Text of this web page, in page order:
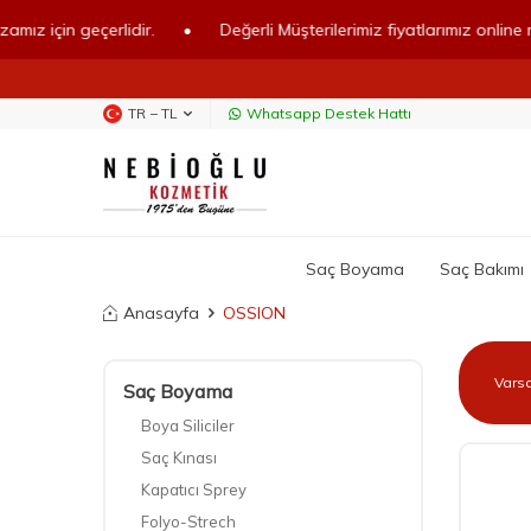
geçerlidir. • Değerli Müşterilerimiz fiyatlarımız online
TR − TL Whatsapp Destek Hattı
Saç Boyama Saç Bakımı
Anasayfa OSSION
Saç Boyama
Boya Siliciler
Saç Kınası
Kapatıcı Sprey
Folyo-Strech